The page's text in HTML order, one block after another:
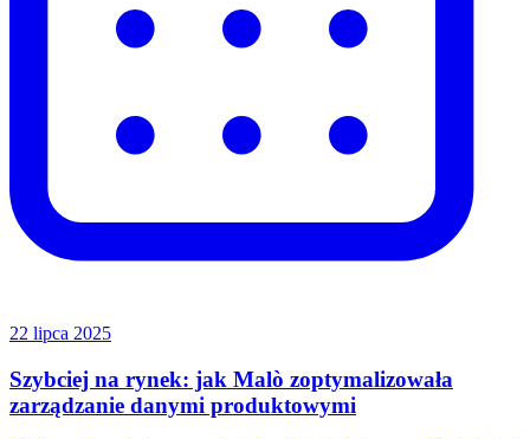
22 lipca 2025
Szybciej na rynek: jak Malò zoptymalizowała
zarządzanie danymi produktowymi